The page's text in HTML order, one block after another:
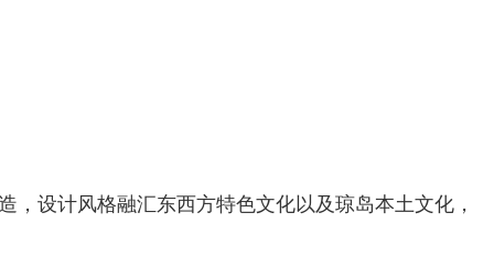
设计风格融汇东西方特色文化以及琼岛本土文化，